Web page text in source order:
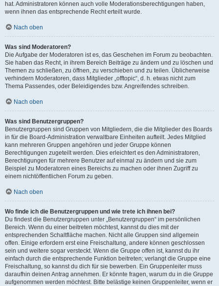
hat. Administratoren können auch volle Moderationsberechtigungen haben,
wenn ihnen das entsprechende Recht erteilt wurde.
Nach oben
Was sind Moderatoren?
Die Aufgabe der Moderatoren ist es, das Geschehen im Forum zu beobachten.
Sie haben das Recht, in ihrem Bereich Beiträge zu ändern und zu löschen und
Themen zu schließen, zu öffnen, zu verschieben und zu teilen. Üblicherweise
verhindern Moderatoren, dass Mitglieder „offtopic“, d. h. etwas nicht zum
Thema Passendes, oder Beleidigendes bzw. Angreifendes schreiben.
Nach oben
Was sind Benutzergruppen?
Benutzergruppen sind Gruppen von Mitgliedern, die die Mitglieder des Boards
in für die Board-Administration verwaltbare Einheiten aufteilt. Jedes Mitglied
kann mehreren Gruppen angehören und jeder Gruppe können
Berechtigungen zugeteilt werden. Dies erleichtert es den Administratoren,
Berechtigungen für mehrere Benutzer auf einmal zu ändern und sie zum
Beispiel zu Moderatoren eines Bereichs zu machen oder ihnen Zugriff zu
einem nichtöffentlichen Forum zu geben.
Nach oben
Wo finde ich die Benutzergruppen und wie trete ich ihnen bei?
Du findest die Benutzergruppen unter „Benutzergruppen“ im persönlichen
Bereich. Wenn du einer beitreten möchtest, kannst du dies mit der
entsprechenden Schaltfläche machen. Nicht alle Gruppen sind allgemein
offen. Einige erfordern erst eine Freischaltung, andere können geschlossen
sein und weitere sogar versteckt. Wenn die Gruppe offen ist, kannst du ihr
einfach durch die entsprechende Funktion beitreten; verlangt die Gruppe eine
Freischaltung, so kannst du dich für sie bewerben. Ein Gruppenleiter muss
daraufhin deinen Antrag annehmen. Er könnte fragen, warum du in die Gruppe
aufgenommen werden möchtest. Bitte belästige keinen Gruppenleiter, wenn er